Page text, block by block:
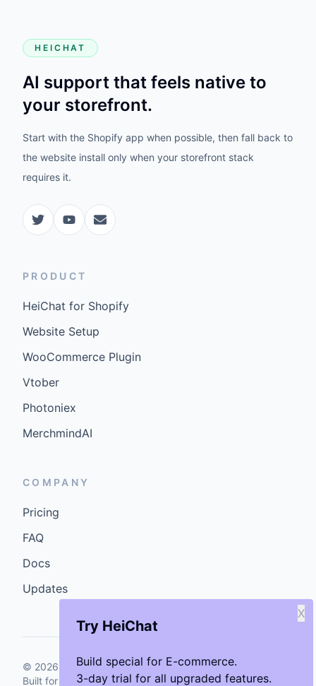
Try HeiChat
Build special for E-commerce.
3-day trial for all upgraded features.
X
HEICHAT
AI support that feels native to
your storefront.
Start with the Shopify app when possible, then fall back to
the website install only when your storefront stack
requires it.
PRODUCT
HeiChat for Shopify
Website Setup
WooCommerce Plugin
Vtober
Photoniex
MerchmindAI
COMPANY
Pricing
FAQ
Docs
Updates
© 2026 GenCybers Inc. All rights reserved.
Built for storefronts that want faster answers and cleaner